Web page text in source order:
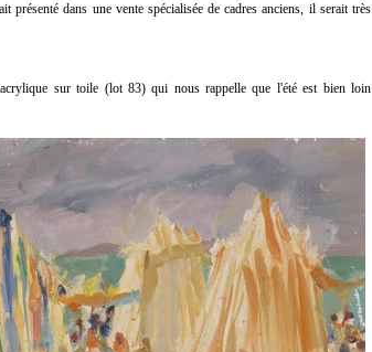
présenté dans une vente spécialisée de cadres anciens, il serait très
sur toile (lot 83) qui nous rappelle que l'été est bien loin